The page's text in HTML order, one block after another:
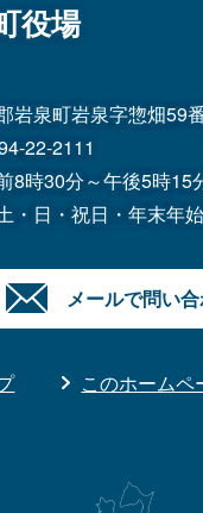
役場
岩泉町岩泉字惣畑59
22-2111
8時30分～午後5時15
土・日・祝日・年末年
メールで問い
このホームペ